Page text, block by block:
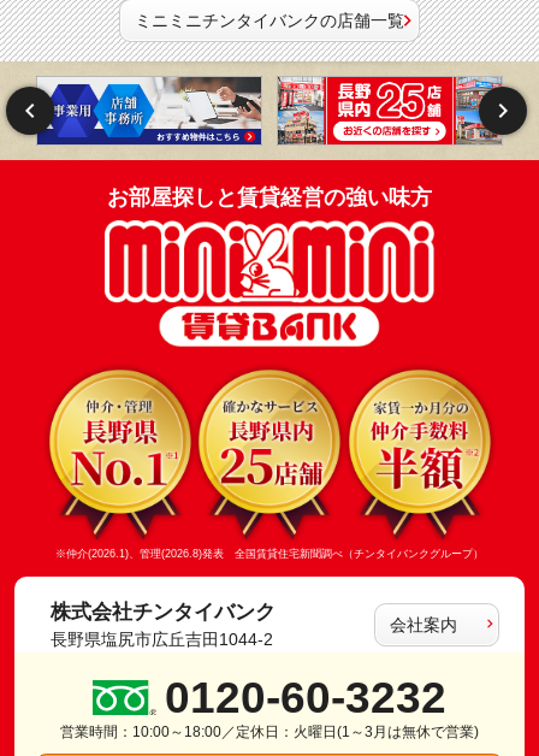
ミニミニチンタイバンクの店舗一覧
お部屋探しと賃貸経営の強い味方
※仲介(2026.1)、管理(2026.8)発表 全国賃貸住宅新聞調べ（チンタイバンクグループ）
株式会社チンタイバンク
長野県塩尻市広丘吉田1044-2
会社案内
0120-60-3232
営業時間：10:00～18:00／定休日：火曜日(1～3月は無休で営業)